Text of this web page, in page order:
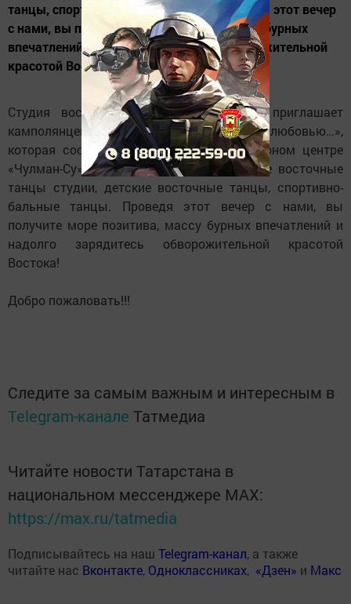
танцы, спортивно-бальные танцы. Проведя этот вечер
с нами, вы получите море позитива, массу бурных
впечатлений и надолго зарядитесь обворожительной
красотой Востока!...
Студия восточных танцев «Махаббат» приглашает
камполянцев на концертную программу «С любовью…»,
которая состоится 13 февраля в культурном центре
«Чулман-Су» в 17.00. В программе лучшие восточные
танцы студии, детские восточные танцы, спортивно-
бальные танцы. Проведя этот вечер с нами, вы
получите море позитива, массу бурных впечатлений и
надолго зарядитесь обворожительной красотой
Востока!
Добро пожаловать!!!
Следите за самым важным и интересным в
Telegram-канале Татмедиа
Читайте новости Татарстана в
национальном мессенджере MАХ:
https://max.ru/tatmedia
Подписывайтесь на наш Telegram-канал, а также
читайте нас Вконтакте, Одноклассниках, «Дзен» и Макс